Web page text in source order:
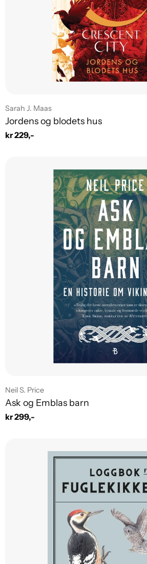
Leverandør:
Sarah J. Maas
Jordens og blodets hus
Vanlig
kr 229,-
Leverandør:
Neil S. Price
Ask og Emblas barn
Vanlig
kr 299,-